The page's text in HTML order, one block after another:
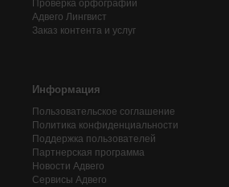
Проверка орфографии
Адвего Лингвист
Заказ контента и услуг
Информация
Пользовательское соглашение
Политика конфиденциальности
Поддержка пользователей
Партнерская программа
Новости Адвего
Сервисы Адвего